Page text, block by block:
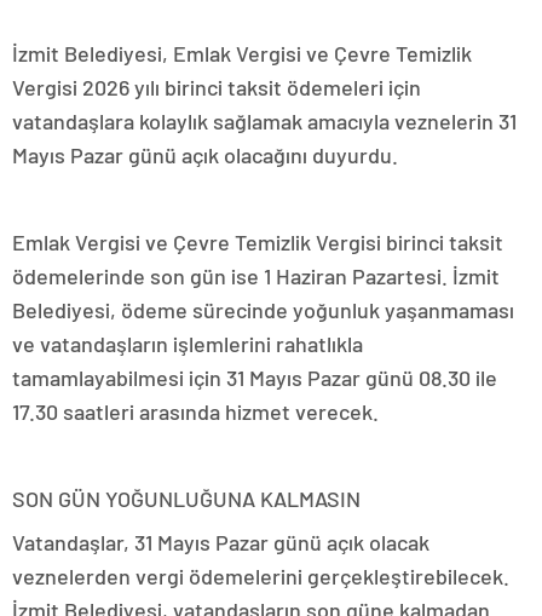
İzmit Belediyesi, Emlak Vergisi ve Çevre Temizlik
Vergisi 2026 yılı birinci taksit ödemeleri için
vatandaşlara kolaylık sağlamak amacıyla veznelerin 31
Mayıs Pazar günü açık olacağını duyurdu.
Emlak Vergisi ve Çevre Temizlik Vergisi birinci taksit
ödemelerinde son gün ise 1 Haziran Pazartesi. İzmit
Belediyesi, ödeme sürecinde yoğunluk yaşanmaması
ve vatandaşların işlemlerini rahatlıkla
tamamlayabilmesi için 31 Mayıs Pazar günü 08.30 ile
17.30 saatleri arasında hizmet verecek.
SON GÜN YOĞUNLUĞUNA KALMASIN
Vatandaşlar, 31 Mayıs Pazar günü açık olacak
veznelerden vergi ödemelerini gerçekleştirebilecek.
İzmit Belediyesi, vatandaşların son güne kalmadan